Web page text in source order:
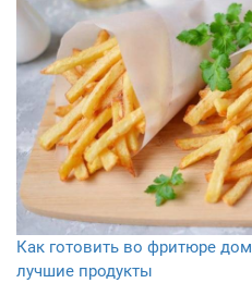
Как готовить во фритюре
лучшие продукты